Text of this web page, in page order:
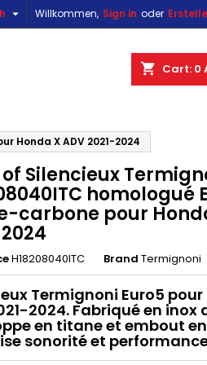
Willkommen, Sign in oder

shopping_cart Cart: 0
Honda X ADV 2021-2024
Silencieux
homologué
carbone pour
H18208040ITC Brand Termignoni
Termignoni Euro5
2024. Fabriqué en inox
en titane et embout
sonorité et